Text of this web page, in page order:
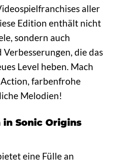
aller
Edition enthält nicht
sondern auch
die das
Level heben. Mach
farbenfrohe
Melodien!
Sonic Origins
eine Fülle an